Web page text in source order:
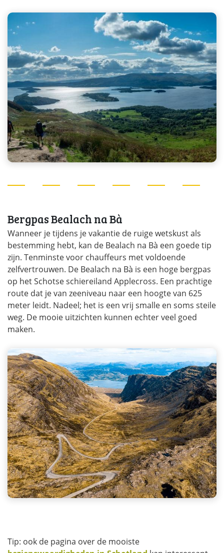
Bergpas Bealach na Bà
Wanneer je tijdens je vakantie de ruige wetskust als
bestemming hebt, kan de Bealach na Bà een goede tip
zijn. Tenminste voor chauffeurs met voldoende
zelfvertrouwen. De Bealach na Bà is een hoge bergpas
op het Schotse schiereiland Applecross. Een prachtige
route dat je van zeeniveau naar een hoogte van 625
meter leidt. Nadeel; het is een vrij smalle en soms steile
weg. De mooie uitzichten kunnen echter veel goed
maken.
Tip: ook de pagina over de mooiste